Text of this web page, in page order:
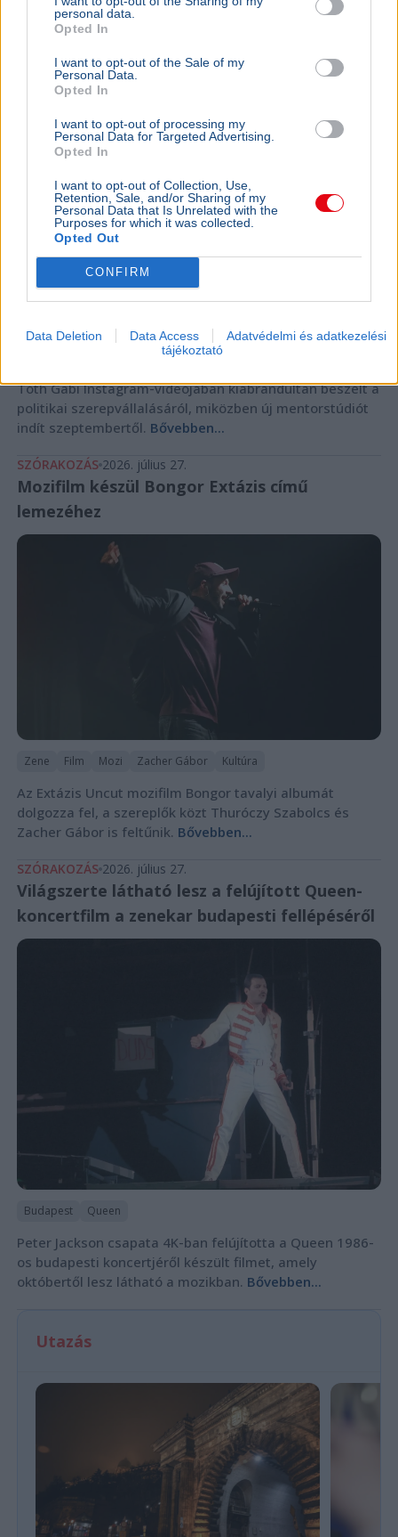
personal data.
Opted In
I want to opt-out of the Sale of my
Personal Data.
Opted In
I want to opt-out of processing my
Personal Data for Targeted Advertising.
Opted In
I want to opt-out of Collection, Use,
Retention, Sale, and/or Sharing of my
Personal Data that Is Unrelated with the
Purposes for which it was collected.
Opted Out
CONFIRM
Data Deletion Data Access
Adatvédelmi és adatkezelési
tájékoztató
Tóth Gabi Instagram-videójában kiábrándultan beszélt a
politikai szerepvállalásáról, miközben új mentorstúdiót
indít szeptembertől. Bővebben...
SZÓRAKOZÁS 2026. július 27.
Mozifilm készül Bongor Extázis című
lemezéhez
Zene Film Mozi Zacher Gábor Kultúra
Az Extázis Uncut mozifilm Bongor tavalyi albumát
dolgozza fel, a szereplők közt Thuróczy Szabolcs és
Zacher Gábor is feltűnik. Bővebben...
SZÓRAKOZÁS 2026. július 27.
Világszerte látható lesz a felújított Queen-
koncertfilm a zenekar budapesti fellépéséről
Budapest Queen
Peter Jackson csapata 4K-ban felújította a Queen 1986-
os budapesti koncertjéről készült filmet, amely
októbertől lesz látható a mozikban. Bővebben...
Utazás